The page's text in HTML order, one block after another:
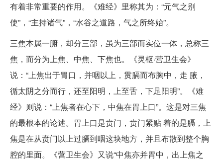
有着非常重要的作用。《难经》里称其为：“元气之别
使”，“主持诸气”，“水谷之道路，气之所终始”。
三焦本属一腑，却分三部，虽为三部而实位一体，总称三
焦，而分为上焦、中焦、下焦也。《灵枢·营卫生会》
说：“上焦出于胃口，并咽以上，贯膈而布胸中，走 腋，
循太阴之分而行，还至阳明，上至舌，下足阳明”。《难
经》则说：“上焦者在心下，中焦在胃上口”。这是对三焦
的最根本的论述。胃上口是贲门，贲门紧贴 着的是膈，上
焦是在从贲门以上过膈到咽这块地方，并且布散到整个胸
腔的里面。《营卫生会》又说“中焦亦并胃中，出上焦之